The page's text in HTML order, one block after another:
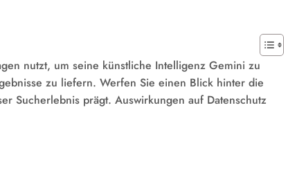
nutzt, um seine künstliche Intelligenz Gemini zu
zu liefern. Werfen Sie einen Blick hinter die
Sucherlebnis prägt. Auswirkungen auf Datenschutz